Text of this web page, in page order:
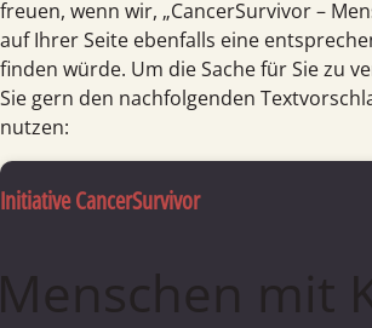
freuen, wenn wir, „CancerSurvivor –
auf Ihrer Seite ebenfalls eine
finden würde. Um die Sache für Sie zu
Sie gern den nachfolgenden
nutzen:
Initiative CancerSurvivor
Menschen mit